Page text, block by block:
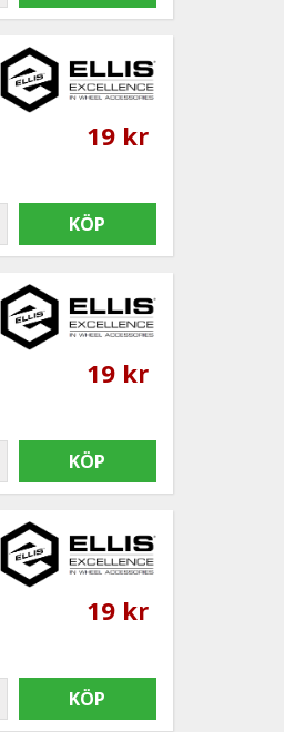
19 kr
KÖP
19 kr
KÖP
19 kr
KÖP